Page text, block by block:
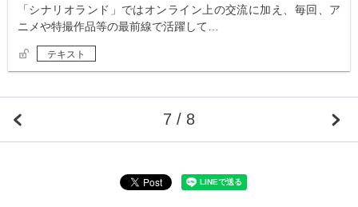
「シナリオランド」ではオンライン上の交流に加え、毎回、ア
ニメや特撮作品等の最前線で活躍して…
テキスト
7 / 8